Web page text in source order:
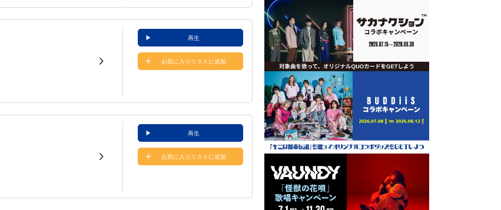
再生
お気に入りリストに追加
再生
お気に入りリストに追加